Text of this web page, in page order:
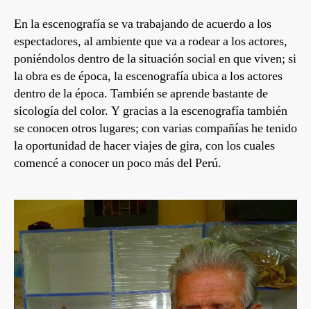
En la escenografía se va trabajando de acuerdo a los
espectadores, al ambiente que va a rodear a los actores,
poniéndolos dentro de la situación social en que viven; si
la obra es de época, la escenografía ubica a los actores
dentro de la época. También se aprende bastante de
sicología del color. Y gracias a la escenografía también
se conocen otros lugares; con varias compañías he tenido
la oportunidad de hacer viajes de gira, con los cuales
comencé a conocer un poco más del Perú.